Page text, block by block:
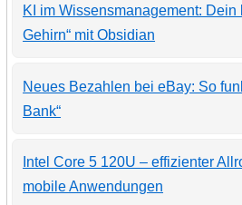
KI im Wissensmanagement: Dein
Gehirn“ mit Obsidian
Neues Bezahlen bei eBay: So
Bank“
Intel Core 5 120U – effizienter
mobile Anwendungen